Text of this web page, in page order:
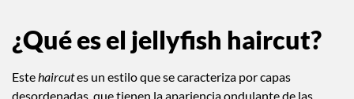
¿Qué es el jellyfish haircut?
Estehaircutes un estilo que se caracteriza por capas